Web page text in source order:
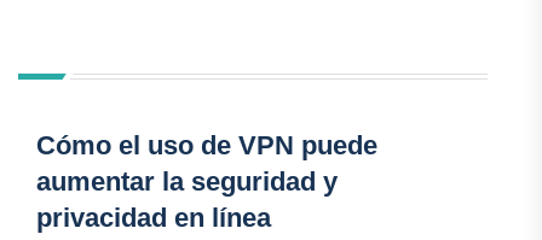
Cómo el uso de VPN puede
aumentar la seguridad y
privacidad en línea